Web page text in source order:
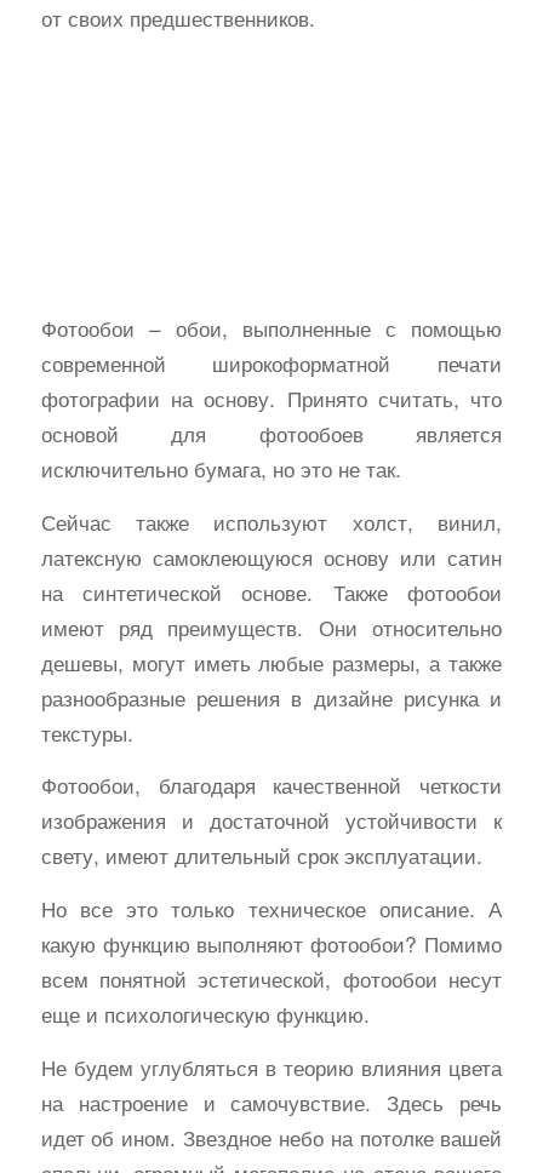
от своих предшественников.
Фотообои – обои, выполненные с помощью
современной широкоформатной печати
фотографии на основу. Принято считать, что
основой для фотообоев является
исключительно бумага, но это не так.
Сейчас также используют холст, винил,
латексную самоклеющуюся основу или сатин
на синтетической основе. Также фотообои
имеют ряд преимуществ. Они относительно
дешевы, могут иметь любые размеры, а также
разнообразные решения в дизайне рисунка и
текстуры.
Фотообои, благодаря качественной четкости
изображения и достаточной устойчивости к
свету, имеют длительный срок эксплуатации.
Но все это только техническое описание. А
какую функцию выполняют фотообои? Помимо
всем понятной эстетической, фотообои несут
еще и психологическую функцию.
Не будем углубляться в теорию влияния цвета
на настроение и самочувствие. Здесь речь
идет об ином. Звездное небо на потолке вашей